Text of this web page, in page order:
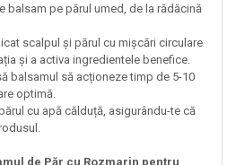
balsam pe părul umed, de la rădăcină
scalpul și părul cu mișcări circulare
și a activa ingredientele benefice.
balsamul să acționeze timp de 5-10
optimă.
cu apă călduță, asigurându-te că
de Păr cu Rozmarin pentru